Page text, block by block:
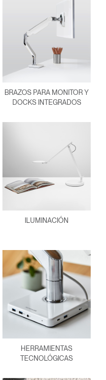
BRAZOS PARA MONITOR Y
DOCKS INTEGRADOS
ILUMINACIÓN
HERRAMIENTAS
TECNOLÓGICAS